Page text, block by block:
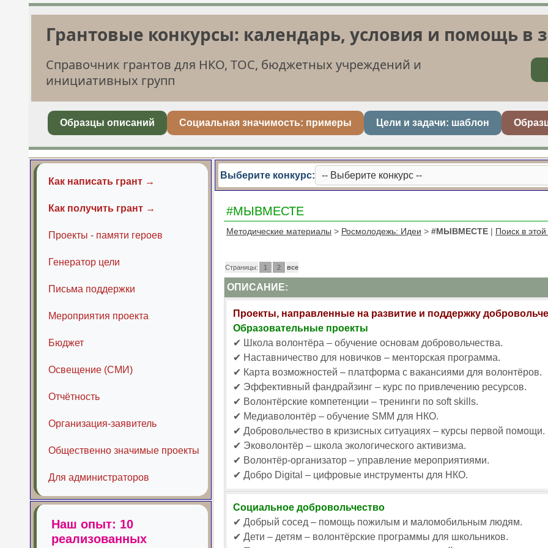
Грантовые конкурсы: календарь, условия и помощь в
Справочник грантов для НКО, ТОС, бюджетных учреждений и
инициативных групп
Образцы описаний Социальная значимость: примеры Цели и задачи: шаблон
Как написать грант →
Как получить грант →
Проекты - памяти героев
Генератор цели
Письма поддержки
Мероприятия проекта
Бюджет
Освещение (СМИ)
Отчётность
Организация-заявитель
Общественно значимые проекты
Для администраторов
Наш опыт: 10
реализованных
Выберите конкурс:
#МЫВМЕСТЕ
Методические материалы > Росмолодежь: Идеи > #МЫВМЕСТЕ | Поиск в
Страницы: 1 2 все
ОПИСАНИЕ:
Проекты, направленные на развитие и поддержку
Образовательные проекты
✔ Школа волонтёра – обучение основам добровольчества.
✔ Наставничество для новичков – менторская программа.
✔ Карта возможностей – платформа с вакансиями для волонтёров.
✔ Эффективный фандрайзинг – курс по привлечению ресурсов.
✔ Волонтёрские компетенции – тренинги по soft skills.
✔ Медиаволонтёр – обучение SMM для НКО.
✔ Добровольчество в кризисных ситуациях – курсы первой помощи.
✔ Эковолонтёр – школа экологического активизма.
✔ Волонтёр-организатор – управление мероприятиями.
✔ Добро Digital – цифровые инструменты для НКО.
Социальное добровольчество
✔ Добрый сосед – помощь пожилым и маломобильным людям.
✔ Дети – детям – волонтёрские программы для школьников.